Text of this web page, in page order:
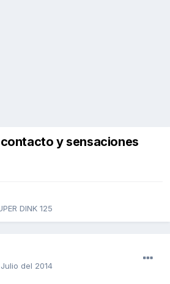
y sensaciones
DINK 125
del 2014